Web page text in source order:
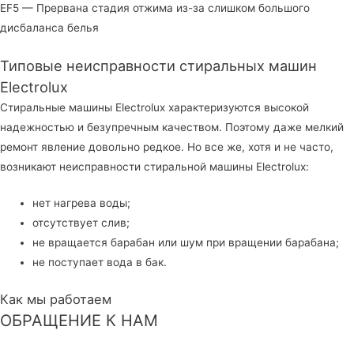
EF5 — Прервана стадия отжима из-за слишком большого
дисбаланса белья
Типовые неисправности стиральных машин
Electrolux
Стиральные машины Electrolux характеризуются высокой
надежностью и безупречным качеством. Поэтому даже мелкий
ремонт явление довольно редкое. Но все же, хотя и не часто,
возникают неисправности стиральной машины Electrolux:
нет нагрева воды;
отсутствует слив;
не вращается барабан или шум при вращении барабана;
не поступает вода в бак.
Как мы работаем
ОБРАЩЕНИЕ К НАМ